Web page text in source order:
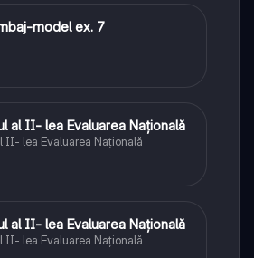
românămodel ex. 7
română
al II- lea Evaluarea Națională
II- lea Evaluarea Națională
română
al II- lea Evaluarea Națională
II- lea Evaluarea Națională